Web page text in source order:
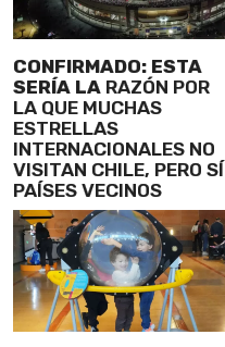
CONFIRMADO: ESTA
SERÍA LA RAZÓN POR
LA QUE MUCHAS
ESTRELLAS
INTERNACIONALES NO
VISITAN CHILE, PERO SÍ
PAÍSES VECINOS